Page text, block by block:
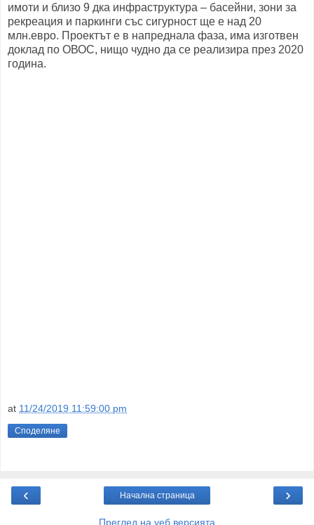
имоти и близо 9 дка инфраструктура – басейни, зони за
рекреация и паркинги със сигурност ще е над 20
млн.евро. Проектът е в напреднала фаза, има изготвен
доклад по ОВОС, нищо чудно да се реализира през 2020
година.
at 11/24/2019 11:59:00 pm
Споделяне
‹ ›
Начална страница
Преглед на уеб версията